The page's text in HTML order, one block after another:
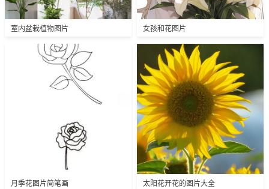
室内盆栽植物图片 女孩和花图片
月季花图片简笔画 太阳花开花的图片大全